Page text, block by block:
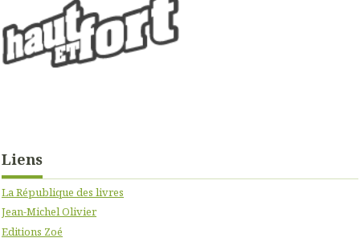
Liens
La République des livres
Jean-Michel Olivier
Editions Zoé